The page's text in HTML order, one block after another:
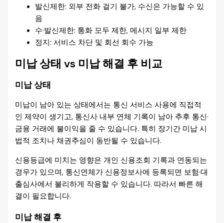
발신제한: 외부 전화 걸기 불가, 수신은 가능할 수 있
음
수·발신제한: 통화 모두 제한, 메시지 일부 제한
정지: 서비스 차단 및 회선 회수 가능
미납 상태 vs 미납 해결 후 비교
미납 상태
미납이 남아 있는 상태에서는 통신 서비스 사용에 직접적
인 제약이 생기고, 통신사 내부 연체 기록이 남아 추후 통신·
금융 거래에 불이익을 줄 수 있습니다. 특히 장기간 미납 시
법적 조치나 채권추심이 동반될 수 있습니다.
신용등급에 미치는 영향은 개인 신용조회 기록과 연동되는
경우가 있으며, 통신연체가 신용정보사에 등록되면 보험·대
출심사에서 불리하게 작용할 수 있습니다. 따라서 빠른 해
결이 필요합니다.
미납 해결 후